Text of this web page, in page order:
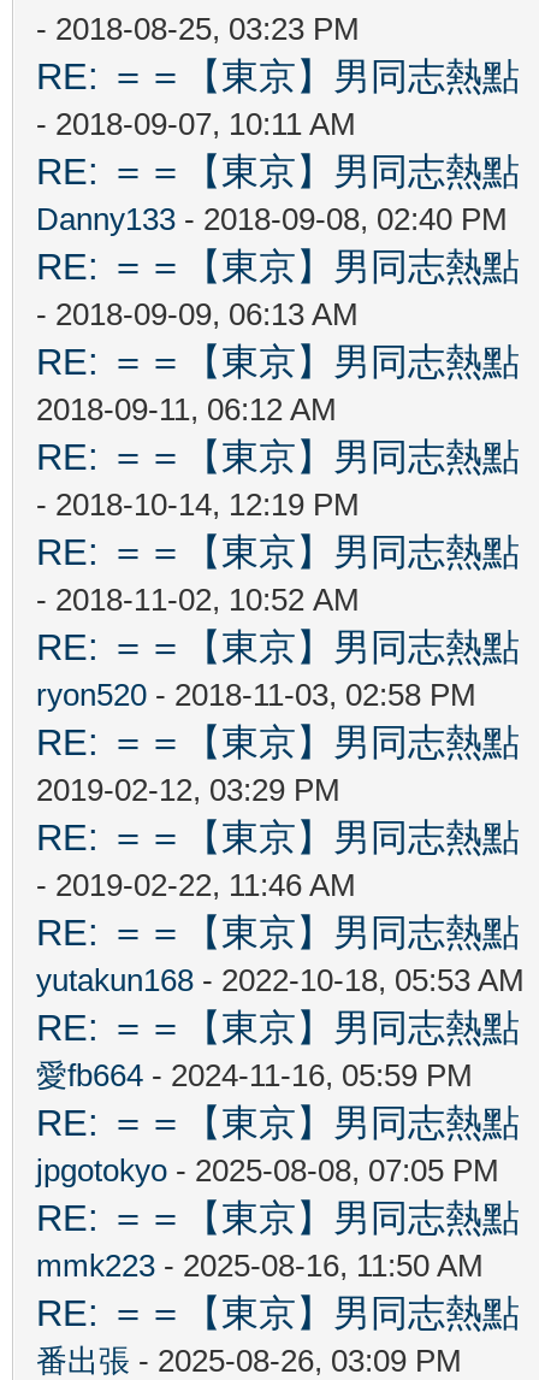
- 2018-08-25, 03:23 PM
RE: ＝＝【東京】男同志熱
- 2018-09-07, 10:11 AM
RE: ＝＝【東京】男同志熱
Danny133 - 2018-09-08, 02:40 PM
RE: ＝＝【東京】男同志熱
- 2018-09-09, 06:13 AM
RE: ＝＝【東京】男同志熱
2018-09-11, 06:12 AM
RE: ＝＝【東京】男同志熱
- 2018-10-14, 12:19 PM
RE: ＝＝【東京】男同志熱
- 2018-11-02, 10:52 AM
RE: ＝＝【東京】男同志熱
ryon520 - 2018-11-03, 02:58 PM
RE: ＝＝【東京】男同志熱
2019-02-12, 03:29 PM
RE: ＝＝【東京】男同志熱
- 2019-02-22, 11:46 AM
RE: ＝＝【東京】男同志熱
yutakun168 - 2022-10-18, 05:53 AM
RE: ＝＝【東京】男同志熱
愛fb664 - 2024-11-16, 05:59 PM
RE: ＝＝【東京】男同志熱
jpgotokyo - 2025-08-08, 07:05 PM
RE: ＝＝【東京】男同志熱
mmk223 - 2025-08-16, 11:50 AM
RE: ＝＝【東京】男同志熱
番出張 - 2025-08-26, 03:09 PM